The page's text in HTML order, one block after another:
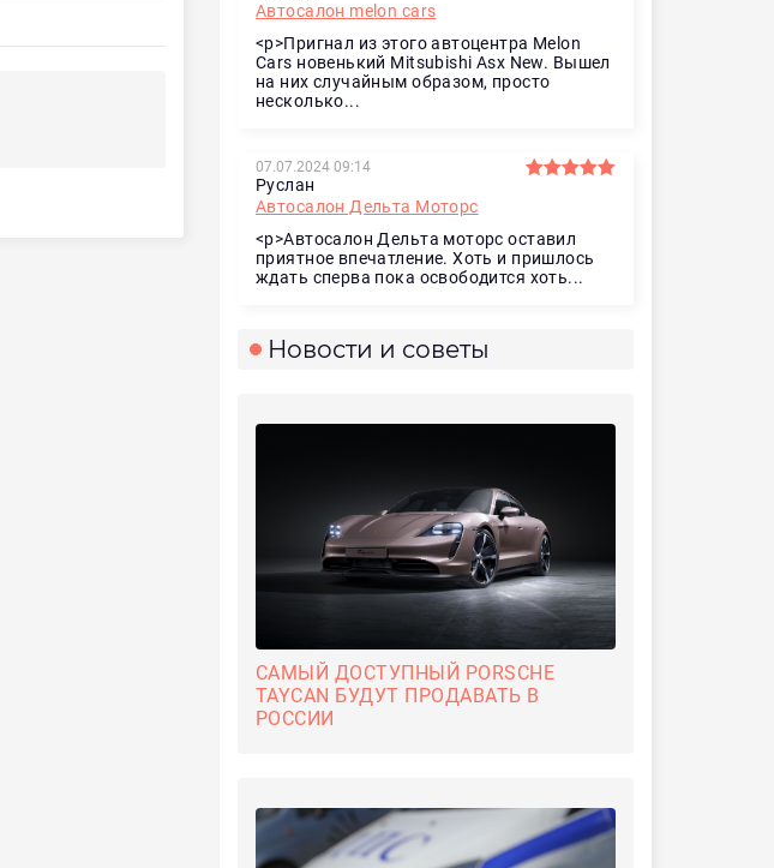
Автосалон melon cars
<p>Пригнал из этого автоцентра Melon
Cars новенький Mitsubishi Asx New. Вышел
на них случайным образом, просто
несколько...
07.07.2024 09:14
Руслан
Автосалон Дельта Моторс
<p>Автосалон Дельта моторс оставил
приятное впечатление. Хоть и пришлось
ждать сперва пока освободится хоть...
Новости и советы
САМЫЙ ДОСТУПНЫЙ PORSCHE
TAYCAN БУДУТ ПРОДАВАТЬ В
РОССИИ